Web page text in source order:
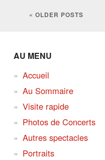
« OLDER POSTS
AU MENU
Accueil
Au Sommaire
Visite rapide
Photos de Concerts
Autres spectacles
Portraits